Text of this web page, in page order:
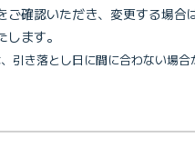
確認いただき、変更する場合
ます。
引き落とし日に間に合わない場合